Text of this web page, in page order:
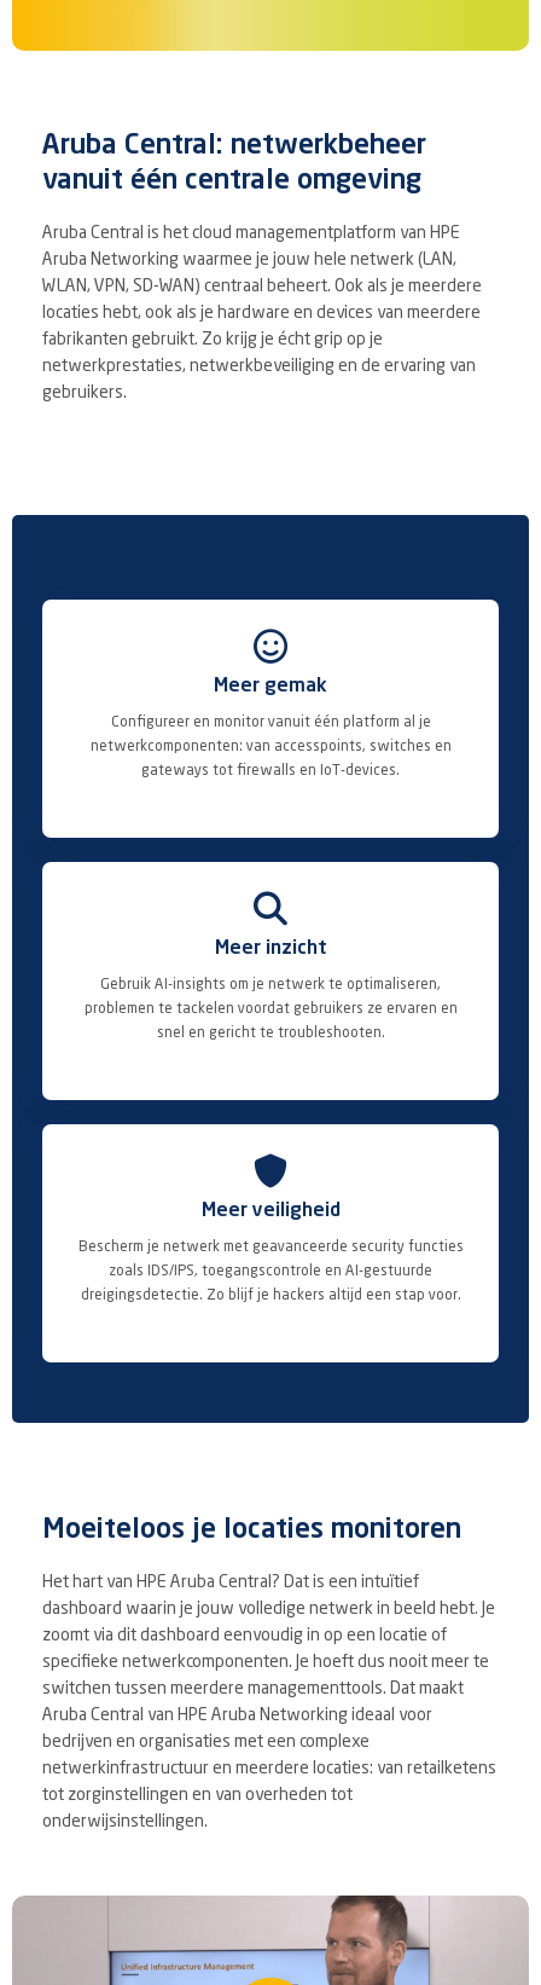
Aruba Central: netwerkbeheer
vanuit één centrale omgeving
Aruba Central is het cloud managementplatform van HPE
Aruba Networking waarmee je jouw hele netwerk (LAN,
WLAN, VPN, SD-WAN) centraal beheert. Ook als je meerdere
locaties hebt, ook als je hardware en devices van meerdere
fabrikanten gebruikt. Zo krijg je écht grip op je
netwerkprestaties, netwerkbeveiliging en de ervaring van
gebruikers.

Meer gemak
Configureer en monitor vanuit één platform al je
netwerkcomponenten: van accesspoints, switches en
gateways tot firewalls en IoT-devices.

Meer inzicht
Gebruik AI-insights om je netwerk te optimaliseren,
problemen te tackelen voordat gebruikers ze ervaren en
snel en gericht te troubleshooten.

Meer veiligheid
Bescherm je netwerk met geavanceerde security functies
zoals IDS/IPS, toegangscontrole en AI-gestuurde
dreigingsdetectie. Zo blijf je hackers altijd een stap voor.
Moeiteloos je locaties monitoren
Het hart van HPE Aruba Central? Dat is een intuïtief
dashboard waarin je jouw volledige netwerk in beeld hebt. Je
zoomt via dit dashboard eenvoudig in op een locatie of
specifieke netwerkcomponenten. Je hoeft dus nooit meer te
switchen tussen meerdere managementtools. Dat maakt
Aruba Central van HPE Aruba Networking ideaal voor
bedrijven en organisaties met een complexe
netwerkinfrastructuur en meerdere locaties: van retailketens
tot zorginstellingen en van overheden tot
onderwijsinstellingen.